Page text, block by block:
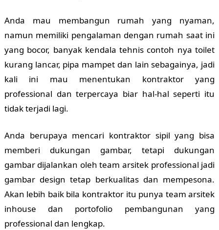
Anda mau membangun rumah yang nyaman,
namun memiliki pengalaman dengan rumah saat ini
yang bocor, banyak kendala tehnis contoh nya toilet
kurang lancar, pipa mampet dan lain sebagainya, jadi
kali ini mau menentukan kontraktor yang
professional dan terpercaya biar hal-hal seperti itu
tidak terjadi lagi.
Anda berupaya mencari kontraktor sipil yang bisa
memberi dukungan gambar, tetapi dukungan
gambar dijalankan oleh team arsitek professional jadi
gambar design tetap berkualitas dan mempesona.
Akan lebih baik bila kontraktor itu punya team arsitek
inhouse dan portofolio pembangunan yang
professional dan lengkap.